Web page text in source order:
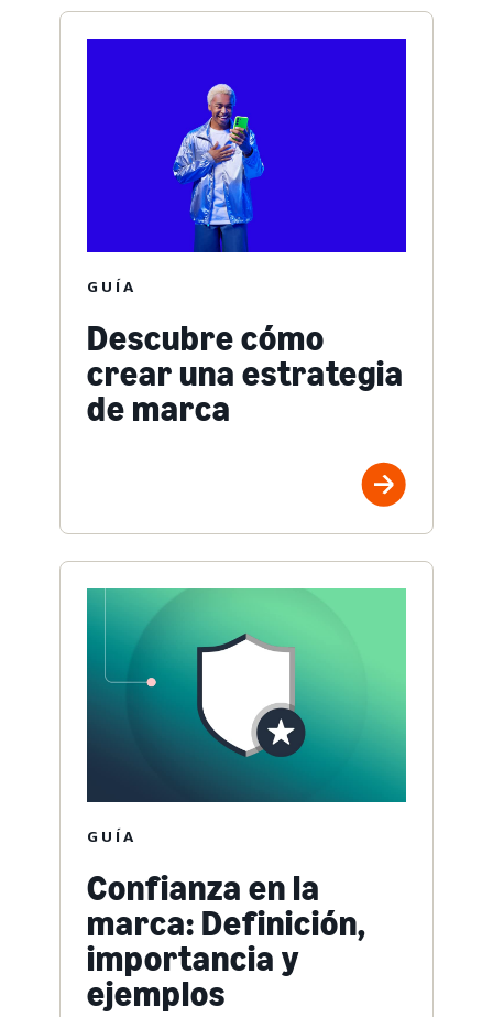
GUÍA
Descubre cómo
crear una estrategia
de marca
GUÍA
Confianza en la
marca: Definición,
importancia y
ejemplos